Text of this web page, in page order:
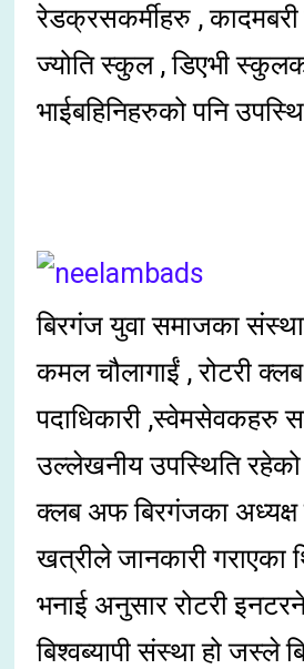
रेडक्रसकर्मीहरु ,
ज्योति स्कुल , डिएभी
भाईबहिनिहरुको पनि
बिरगंज युवा समाजका
कमल चौलागाईं , रोटरी
पदाधिकारी ,स्वेमसेवकहरु
उल्लेखनीय उपस्थिति रहेको
क्लब अफ बिरगंजका अध्यक्ष
खत्रीले जानकारी गराएका
भनाई अनुसार रोटरी
बिश्वब्यापी संस्था हो जस्ले